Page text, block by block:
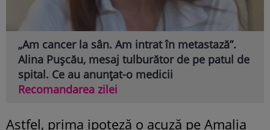
„Am cancer la sân. Am intrat în metastază”.
Alina Pușcău, mesaj tulburător de pe patul de
spital. Ce au anunțat-o medicii
Recomandarea zilei
Astfel, prima ipoteză o acuză pe Amalia